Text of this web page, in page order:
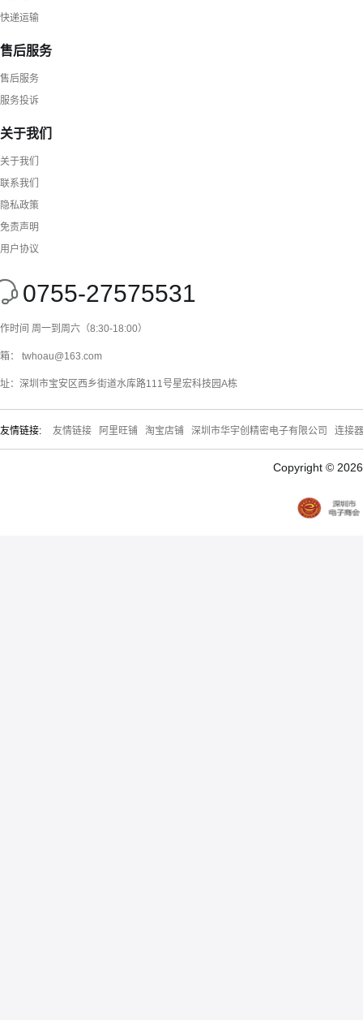
快递运输
售后服务
售后服务
服务投诉
关于我们
关于我们
联系我们
隐私政策
免责声明
用户协议
0755-27575531
时间 周一到周六（8:30-18:00）
： twhoau@163.com
：深圳市宝安区西乡街道水库路111号星宏科技园A栋
友情链接: 友情链接 阿里旺铺 淘宝店铺 深圳市华宇创精密电子有限公司 连接
Copyright ©